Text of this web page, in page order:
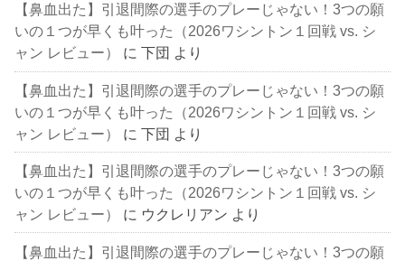
【鼻血出た】引退間際の選手のプレーじゃない！3つの願
いの１つが早くも叶った（2026ワシントン１回戦 vs. シ
ャン レビュー）
に下団 より
【鼻血出た】引退間際の選手のプレーじゃない！3つの願
いの１つが早くも叶った（2026ワシントン１回戦 vs. シ
ャン レビュー）
に下団 より
【鼻血出た】引退間際の選手のプレーじゃない！3つの願
いの１つが早くも叶った（2026ワシントン１回戦 vs. シ
ャン レビュー）
に ウクレリアン より
【鼻血出た】引退間際の選手のプレーじゃない！3つの願